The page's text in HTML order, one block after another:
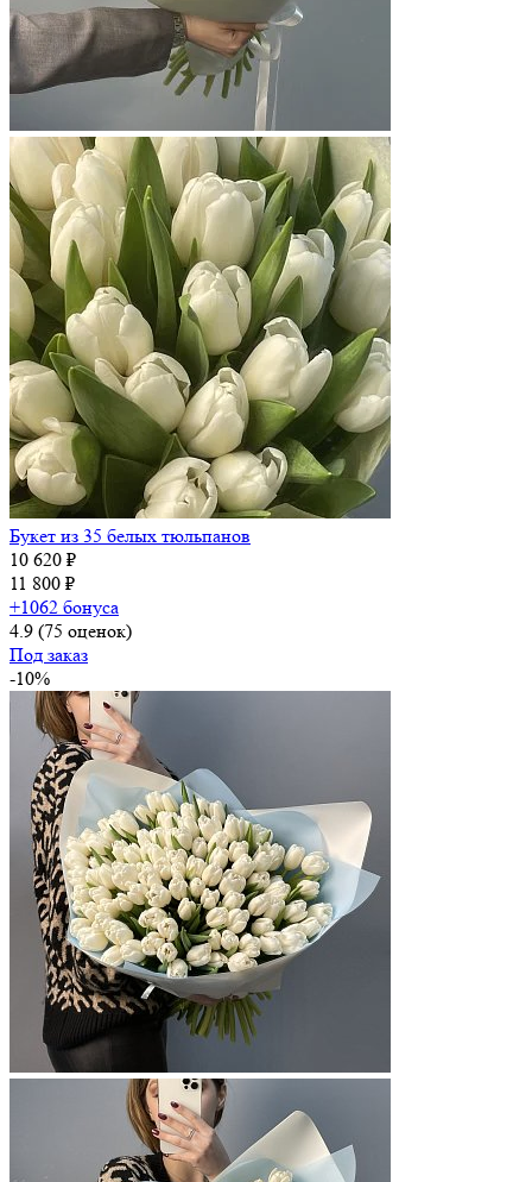
Букет из 35 белых тюльпанов
10 620 ₽
11 800 ₽
+1062 бонуса
4.9 (75 оценок)
Под заказ
-10%